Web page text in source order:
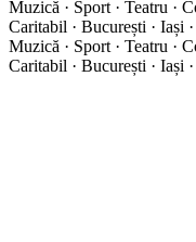
Muzică · Sport · Teatru ·
Caritabil · București · Iași
Muzică · Sport · Teatru ·
Caritabil · București · Iași